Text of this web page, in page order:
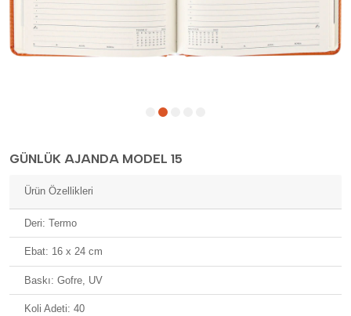
GÜNLÜK AJANDA MODEL 15
Ürün Özellikleri
Deri: Termo
Ebat: 16 x 24 cm
Baskı: Gofre, UV
Koli Adeti: 40